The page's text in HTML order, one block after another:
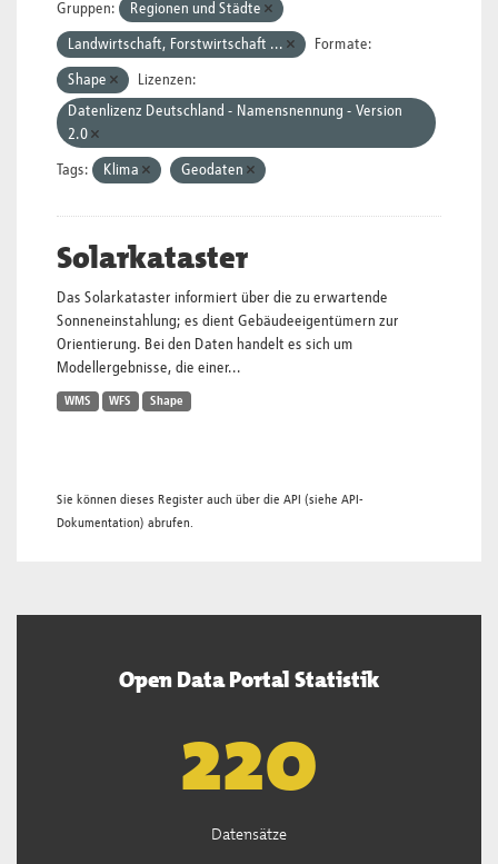
Gruppen: Regionen und Städte
Landwirtschaft, Forstwirtschaft ... Formate:
Shape
Lizenzen:
Datenlizenz Deutschland - Namensnennung - Version
2.0
Tags: Klima Geodaten
Solarkataster
Das Solarkataster informiert über die zu erwartende
Sonneneinstahlung; es dient Gebäudeeigentümern zur
Orientierung. Bei den Daten handelt es sich um
Modellergebnisse, die einer...
WMS WFS Shape
Sie können dieses Register auch über die API (siehe API-
Dokumentation) abrufen.
Open Data Portal Statistik
222
Datensätze